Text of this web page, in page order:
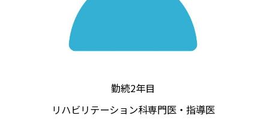
勤続2年目
リハビリテーション科専門医・指導医